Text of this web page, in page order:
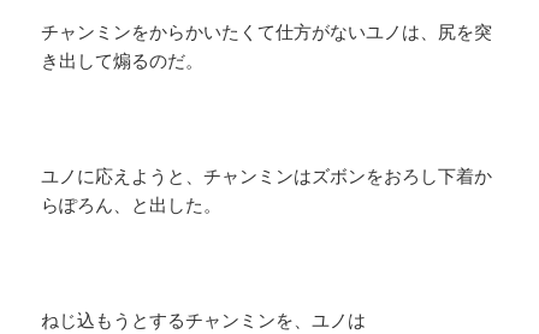
チャンミンをからかいたくて仕方がないユノは、尻を突
き出して煽るのだ。
ユノに応えようと、チャンミンはズボンをおろし下着か
らぽろん、と出した。
ねじ込もうとするチャンミンを、ユノは